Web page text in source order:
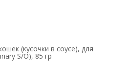
(кусочки в соусе), для
S/O), 85 гр